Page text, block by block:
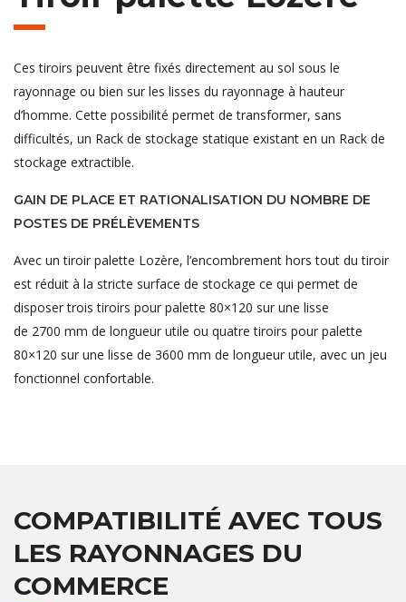
Ces tiroirs peuvent être fixés directement au sol sous le
rayonnage ou bien sur les lisses du rayonnage à hauteur
d’homme. Cette possibilité permet de transformer, sans
difficultés, un Rack de stockage statique existant en un Rack de
stockage extractible.
GAIN DE PLACE ET RATIONALISATION DU NOMBRE DE
POSTES DE PRÉLÈVEMENTS
Avec un tiroir palette Lozère, l’encombrement hors tout du tiroir
est réduit à la stricte surface de stockage ce qui permet de
disposer trois tiroirs pour palette 80×120 sur une lisse
de 2700 mm de longueur utile ou quatre tiroirs pour palette
80×120 sur une lisse de 3600 mm de longueur utile, avec un jeu
fonctionnel confortable.
COMPATIBILITÉ AVEC TOUS
LES RAYONNAGES DU
COMMERCE